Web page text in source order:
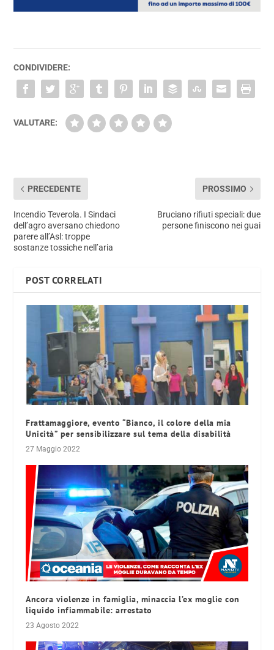
CONDIVIDERE:
VALUTARE:
PRECEDENTE
Incendio Teverola. I Sindaci
dell’agro aversano chiedono
parere all’Asl: troppe
sostanze tossiche nell’aria
PROSSIMO
Bruciano rifiuti speciali: due
persone finiscono nei guai
POST CORRELATI
Frattamaggiore, evento “Bianco, il colore della mia
Unicità” per sensibilizzare sul tema della disabilità
27 Maggio 2022
Ancora violenze in famiglia, minaccia l’ex moglie con
liquido infiammabile: arrestato
23 Agosto 2022